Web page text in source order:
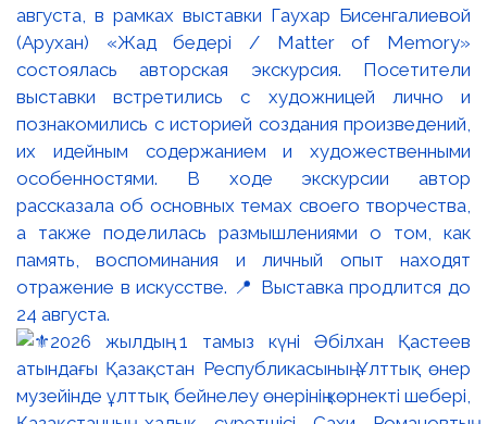
августа, в рамках выставки Гаухар Бисенгалиевой
(Арухан) «Жад бедері / Matter of Memory»
состоялась авторская экскурсия. Посетители
выставки встретились с художницей лично и
познакомились с историей создания произведений,
их идейным содержанием и художественными
особенностями. В ходе экскурсии автор
рассказала об основных темах своего творчества,
а также поделилась размышлениями о том, как
память, воспоминания и личный опыт находят
отражение в искусстве. 📍 Выставка продлится до
24 августа.